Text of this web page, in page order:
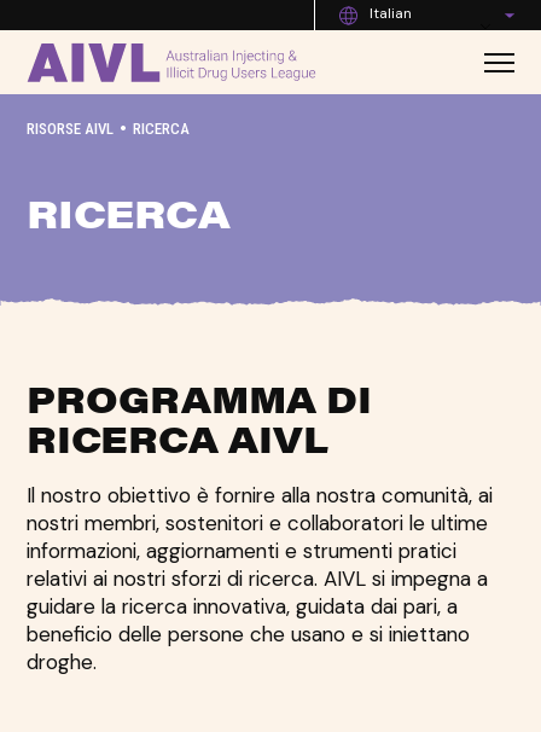
Italian
RISORSE AIVL • RICERCA
RICERCA
PROGRAMMA DI
RICERCA AIVL
Il nostro obiettivo è fornire alla nostra comunità, ai
nostri membri, sostenitori e collaboratori le ultime
informazioni, aggiornamenti e strumenti pratici
relativi ai nostri sforzi di ricerca. AIVL si impegna a
guidare la ricerca innovativa, guidata dai pari, a
beneficio delle persone che usano e si iniettano
droghe.